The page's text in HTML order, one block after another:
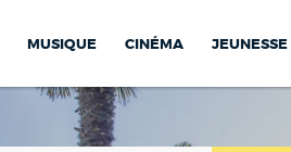
MUSIQUE CINÉMA JEUNESSE